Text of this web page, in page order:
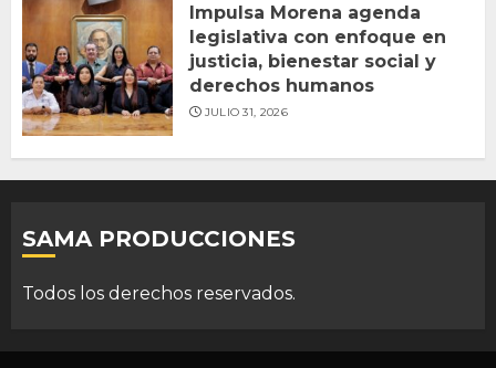
Impulsa Morena agenda
legislativa con enfoque en
justicia, bienestar social y
derechos humanos
JULIO 31, 2026
SAMA PRODUCCIONES
Todos los derechos reservados.